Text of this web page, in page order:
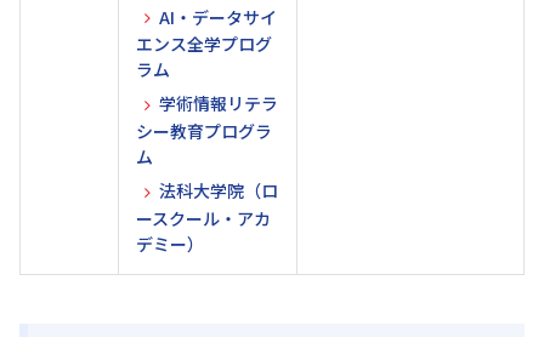
AI・データサイ
エンス全学プログ
ラム
学術情報リテラ
シー教育プログラ
ム
法科大学院（ロ
ースクール・アカ
デミー）